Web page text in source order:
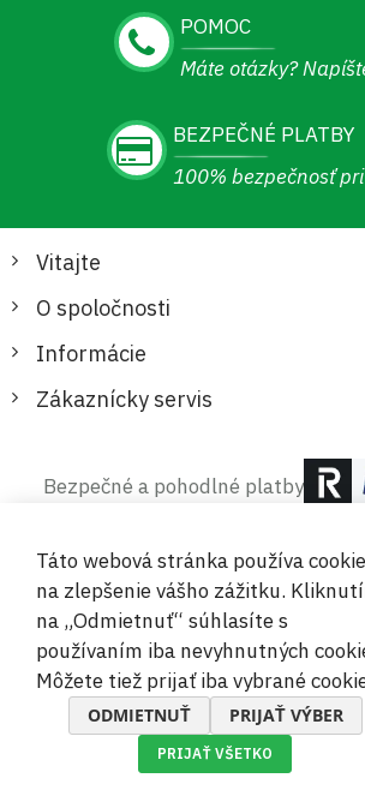
POMOC
Máte otázky?
BEZPEČNÉ PLATBY
100% bezpečnosť
Vitajte
O spoločnosti
Informácie
Zákaznícky servis
Bezpečné a pohodlné platby
© 2019-2026 Megamix
Táto webová stránka používa
na zlepšenie vášho zážitku.
na „Odmietnuť“ súhlasíte s
používaním iba nevyhnutných
Môžete tiež prijať iba vybrané
ODMIETNUŤ PRIJAŤ VÝBER
PRIJAŤ VŠETKO